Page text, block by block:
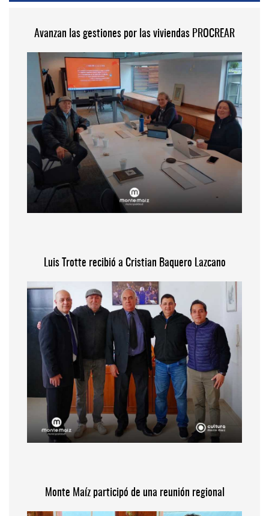
Avanzan las gestiones por las viviendas PROCREAR
Luis Trotte recibió a Cristian Baquero Lazcano
Monte Maíz participó de una reunión regional